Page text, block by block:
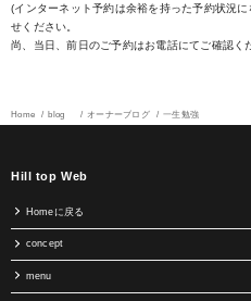
(インターネット予約は余裕を持った予約状況
せください。
尚、当日、前日のご予約はお電話にてご確認く
Home blog オーナーブログ 一生勉強
Hill top Web
Homeに戻る
concept
menu